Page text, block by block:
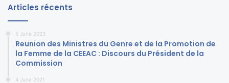
Articles récents
5 June 2023
Reunion des Ministres du Genre et de la Promotion de
la Femme de la CEEAC : Discours du Président de la
Commission
4 June 2021